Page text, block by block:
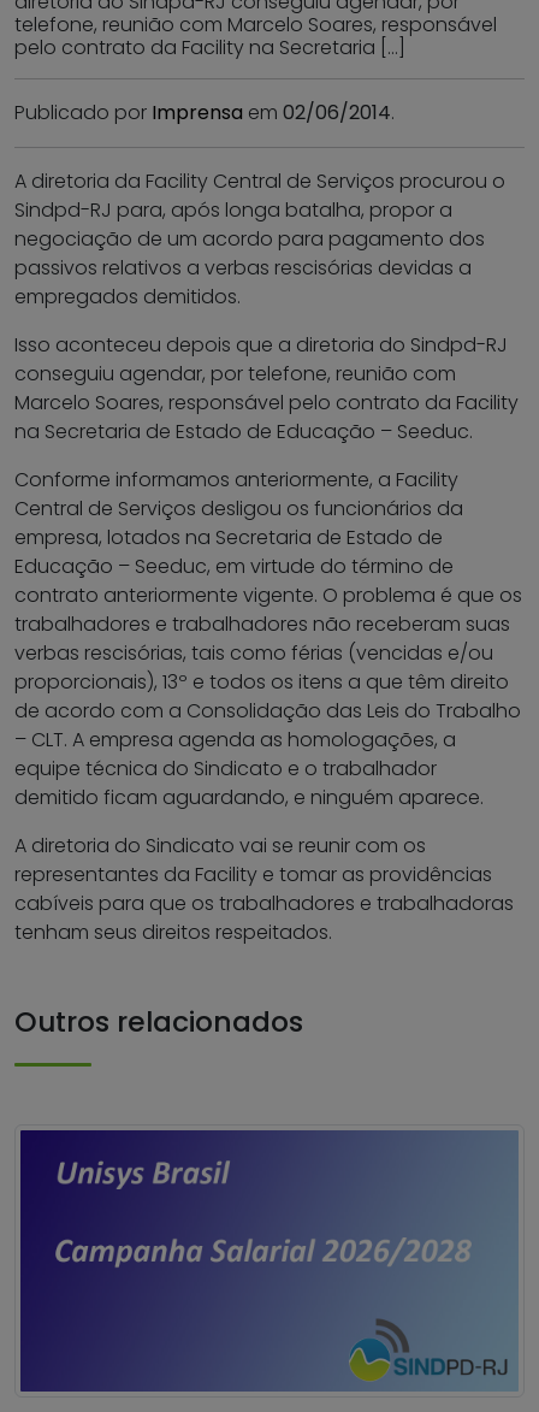
telefone, reunião com Marcelo Soares, responsável
pelo contrato da Facility na Secretaria […]
Publicado por Imprensa em 02/06/2014.
A diretoria da Facility Central de Serviços procurou o
Sindpd-RJ para, após longa batalha, propor a
negociação de um acordo para pagamento dos
passivos relativos a verbas rescisórias devidas a
empregados demitidos.
Isso aconteceu depois que a diretoria do Sindpd-RJ
conseguiu agendar, por telefone, reunião com
Marcelo Soares, responsável pelo contrato da Facility
na Secretaria de Estado de Educação – Seeduc.
Conforme informamos anteriormente, a Facility
Central de Serviços desligou os funcionários da
empresa, lotados na Secretaria de Estado de
Educação – Seeduc, em virtude do término de
contrato anteriormente vigente. O problema é que os
trabalhadores e trabalhadores não receberam suas
verbas rescisórias, tais como férias (vencidas e/ou
proporcionais), 13º e todos os itens a que têm direito
de acordo com a Consolidação das Leis do Trabalho
– CLT. A empresa agenda as homologações, a
equipe técnica do Sindicato e o trabalhador
demitido ficam aguardando, e ninguém aparece.
A diretoria do Sindicato vai se reunir com os
representantes da Facility e tomar as providências
cabíveis para que os trabalhadores e trabalhadoras
tenham seus direitos respeitados.
Outros relacionados